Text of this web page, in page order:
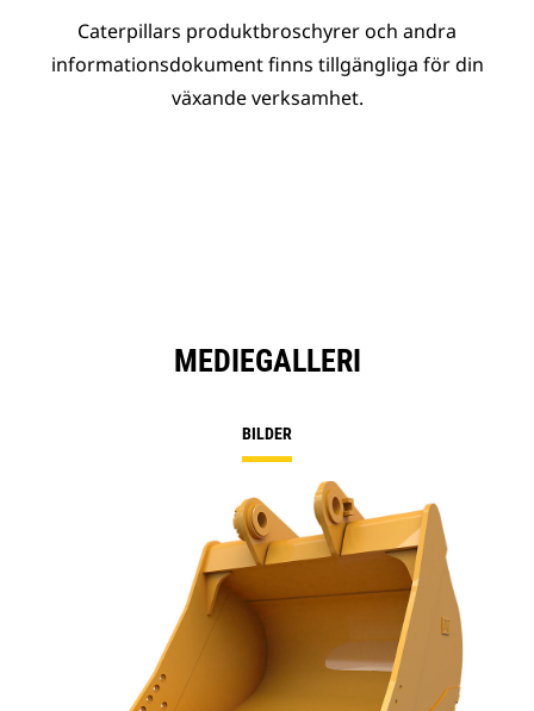
Caterpillars produktbroschyrer och andra
informationsdokument finns tillgängliga för din
växande verksamhet.
MEDIEGALLERI
BILDER